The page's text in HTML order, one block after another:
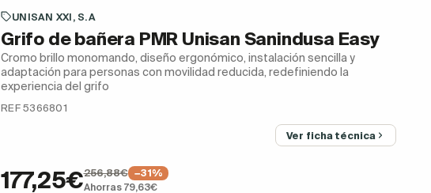
UNISAN XXI, S.A
Grifo de bañera PMR Unisan Sanindusa Easy
Cromo brillo monomando, diseño ergonómico, instalación sencilla y
adaptación para personas con movilidad reducida, redefiniendo la
experiencia del grifo
REF 5366801
Ver ficha técnica
177,25€256,88€
−31%
Ahorras 79,63€